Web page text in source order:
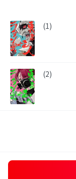
(1)
(2)